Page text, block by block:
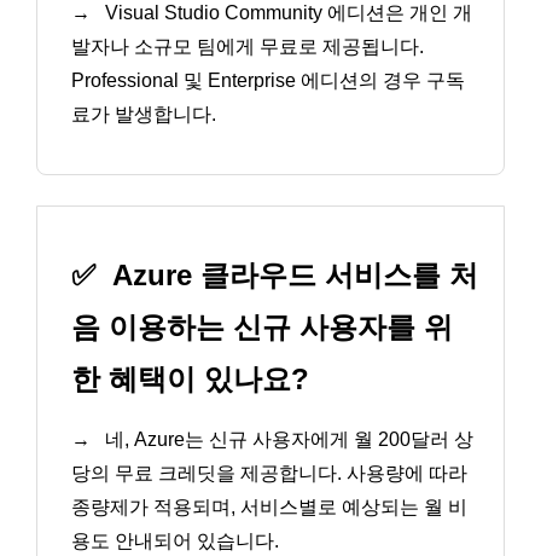
→
Visual Studio Community 에디션은 개인 개
발자나 소규모 팀에게 무료로 제공됩니다.
Professional 및 Enterprise 에디션의 경우 구독
료가 발생합니다.
✅ Azure 클라우드 서비스를 처
음 이용하는 신규 사용자를 위
한 혜택이 있나요?
→
네, Azure는 신규 사용자에게 월 200달러 상
당의 무료 크레딧을 제공합니다. 사용량에 따라
종량제가 적용되며, 서비스별로 예상되는 월 비
용도 안내되어 있습니다.